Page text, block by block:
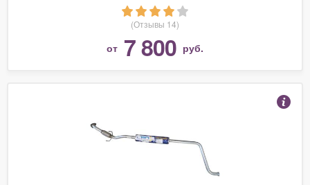
(Отзывы 14)
от 7 800 руб.